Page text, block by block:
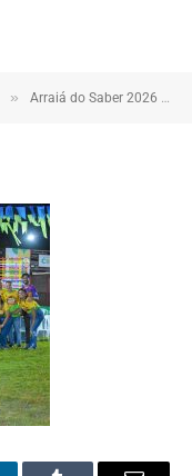
» Arraiá do Saber 2026 tem início no Macropolo Pau de Estopa com celebração da cultura e da educação